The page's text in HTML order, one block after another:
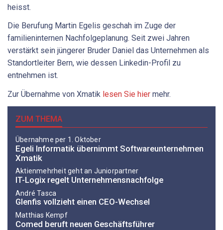
heisst.
Die Berufung Martin Egelis geschah im Zuge der
familieninternen Nachfolgeplanung. Seit zwei Jahren
verstärkt sein jüngerer Bruder Daniel das Unternehmen als
Standortleiter Bern, wie dessen Linkedin-Profil zu
entnehmen ist.
Zur Übernahme von Xmatik lesen Sie hier mehr.
ZUM THEMA
Übernahme per 1. Oktober
Egeli Informatik übernimmt Softwareunternehmen
Xmatik
Aktienmehrheit geht an Juniorpartner
IT-Logix regelt Unternehmensnachfolge
André Tasca
Glenfis vollzieht einen CEO-Wechsel
Matthias Kempf
Comed beruft neuen Geschäftsführer